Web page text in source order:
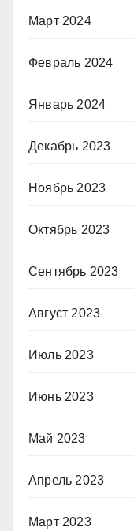
Март 2024
Февраль 2024
Январь 2024
Декабрь 2023
Ноябрь 2023
Октябрь 2023
Сентябрь 2023
Август 2023
Июль 2023
Июнь 2023
Май 2023
Апрель 2023
Март 2023